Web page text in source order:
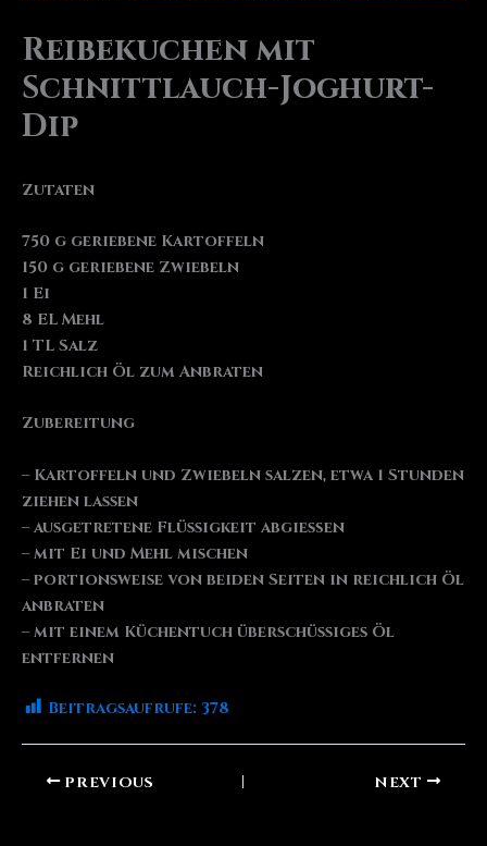
Reibekuchen mit
Schnittlauch-Joghurt-
Dip
Zutaten
750 g geriebene Kartoffeln
150 g geriebene Zwiebeln
1 Ei
8 EL Mehl
1 TL Salz
Reichlich Öl zum Anbraten
Zubereitung
– Kartoffeln und Zwiebeln salzen, etwa 1 Stunden
ziehen lassen
– ausgetretene Flüssigkeit abgießen
– mit Ei und Mehl mischen
– portionsweise von beiden Seiten in reichlich Öl
anbraten
– mit einem Küchentuch überschüssiges Öl
entfernen
Beitragsaufrufe: 378
PREVIOUS NEXT